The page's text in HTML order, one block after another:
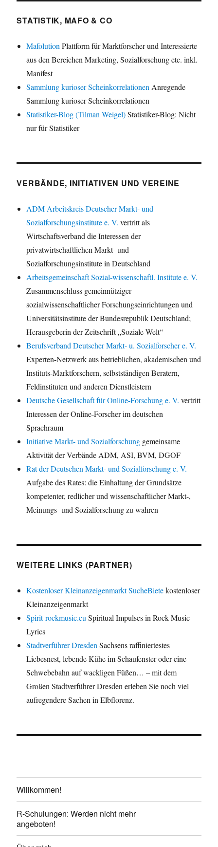
STATISTIK, MAFO & CO
Mafolution Plattform für Marktforscher und Interessierte
aus den Bereichen Marketing, Sozialforschung etc. inkl.
Manifest
Sammlung kurioser Scheinkorrelationen Anregende
Sammlung kurioser Scheinkorrelationen
Statistiker-Blog (Tilman Weigel)Statistiker-Blog: Nicht
nur für Statistiker
VERBÄNDE, INITIATIVEN UND VEREINE
ADM Arbeitskreis Deutscher Markt- und
Sozialforschungsinstitute e. V. vertritt als
Wirtschaftsverband die Interessen der
privatwirtschaftlichen Markt- und
Sozialforschungsinstitute in Deutschland
Arbeitsgemeinschaft Sozial-wissenschaftl. Institute e. V.
Zusammenschluss gemeinnütziger
sozialwissenschaftlicher Forschungseinrichtungen und
Universitätsinstitute der Bundesrepublik Deutschland;
Herausgeberin der Zeitschrift „Soziale Welt“
Berufsverband Deutscher Markt- u. Sozialforscher e. V.
Experten-Netzwerk aus betrieblichen, akademischen und
Instituts-Marktforschern, selbstständigen Beratern,
Feldinstituten und anderen Dienstleistern
Deutsche Gesellschaft für Online-Forschung e. V. vertritt
Interessen der Online-Forscher im deutschen
Sprachraum
Initiative Markt- und Sozialforschung gemeinsame
Aktivität der Verbände ADM, ASI, BVM, DGOF
Rat der Deutschen Markt- und Sozialforschung e. V.
Aufgabe des Rates: die Einhaltung der Grundsätze
kompetenter, redlicher und wissenschaftlicher Markt-,
Meinungs- und Sozialforschung zu wahren
WEITERE LINKS (PARTNER)
Kostenloser Kleinanzeigenmarkt SucheBietekostenloser
Kleinanzeigenmarkt
Spirit-rockmusic.eu Spiritual Impulses in Rock Music
Lyrics
Stadtverführer Dresden Sachsens raffiniertestes
Liebesnest, lebende Kühe im Schaufenster oder eine
Schwebebahn auf wackligen Füßen… – mit dem
Großen Stadtverführer Dresden erleben Sie noch viel
aufregendere Sachen in Elbflorenz.
Willkommen!
R-Schulungen: Werden nicht mehr
angeboten!